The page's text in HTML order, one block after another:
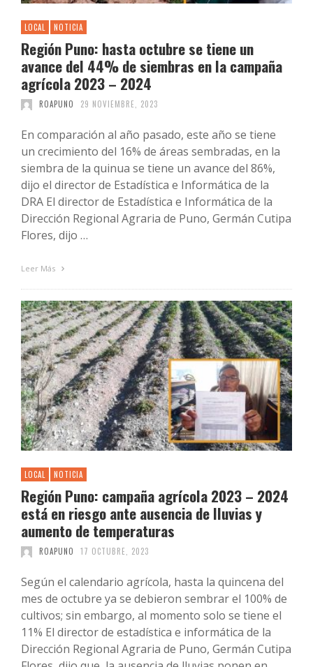
LOCAL NOTICIA
Región Puno: hasta octubre se tiene un
avance del 44% de siembras en la campaña
agrícola 2023 – 2024
ROAPUNO 29 NOVIEMBRE, 2023
En comparación al año pasado, este año se tiene
un crecimiento del 16% de áreas sembradas, en la
siembra de la quinua se tiene un avance del 86%,
dijo el director de Estadística e Informática de la
DRA El director de Estadística e Informática de la
Dirección Regional Agraria de Puno, Germán Cutipa
Flores, dijo …
Leer Más
LOCAL NOTICIA
Región Puno: campaña agrícola 2023 – 2024
está en riesgo ante ausencia de lluvias y
aumento de temperaturas
ROAPUNO 17 OCTUBRE, 2023
Según el calendario agrícola, hasta la quincena del
mes de octubre ya se debieron sembrar el 100% de
cultivos; sin embargo, al momento solo se tiene el
11% El director de estadística e informática de la
Dirección Regional Agraria de Puno, Germán Cutipa